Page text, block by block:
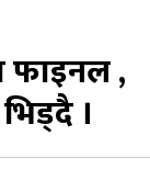
फाइनल ,
।